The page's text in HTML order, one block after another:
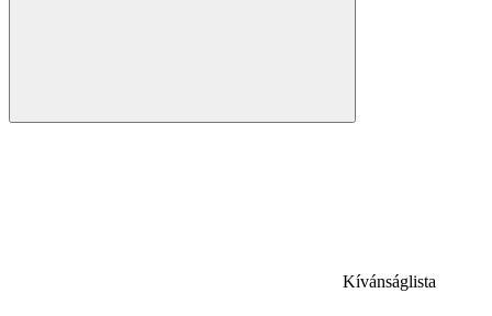
Kívánságlista